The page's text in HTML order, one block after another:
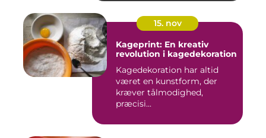
15. nov
Kageprint: En kreativ
revolution i kagedekoration
Kagedekoration har altid
været en kunstform, der
kræver tålmodighed,
præcisi...